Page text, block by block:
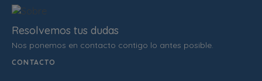
Resolvemos tus dudas
Nos ponemos en contacto contigo lo antes posible.
CONTACTO